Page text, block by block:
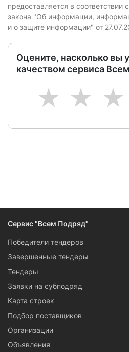
предоставляется в соответствии
закона "Об информации,
и о защите информации" от
Оцените, насколько вы
качеством сервиса
3
2
1
Сервис "Всем Подряд"
Победители тендеров
Завершенные тендеры
Тендеры
Заявки на субподряд
Карта строек
Подбор поставщиков
Организации
Объявления